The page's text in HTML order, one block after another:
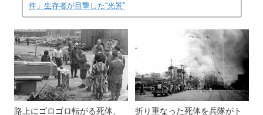
件」生存者が目撃した“光景”
路上にゴロゴロ転がる死体、 折り重なった死体を兵隊がト